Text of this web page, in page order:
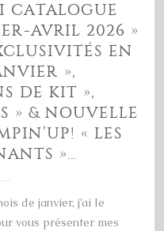
CATALOGUE
AVRIL 2026 »
EN
»,
DE KIT »,
» & NOUVELLE
« LES
»…
de janvier, j’ai le
vous présenter mes